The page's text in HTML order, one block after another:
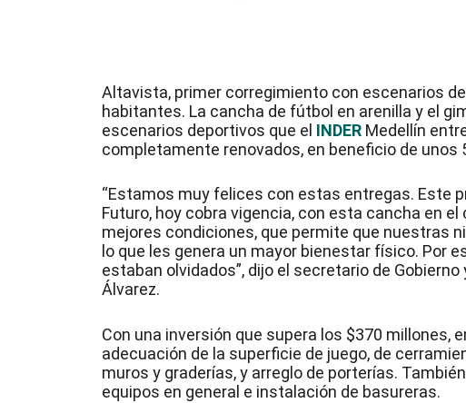
Altavista, primer corregimiento con escenarios
habitantes. La cancha de fútbol en arenilla y el
escenarios deportivos que el INDER Medellín
completamente renovados, en beneficio de
“Estamos muy felices con estas entregas. Este
Futuro, hoy cobra vigencia, con esta cancha en
mejores condiciones, que permite que nuestras
lo que les genera un mayor bienestar físico. Por
estaban olvidados”, dijo el secretario de
Álvarez.
Con una inversión que supera los $370
adecuación de la superficie de juego, de
muros y graderías, y arreglo de porterías.
equipos en general e instalación de basureras.